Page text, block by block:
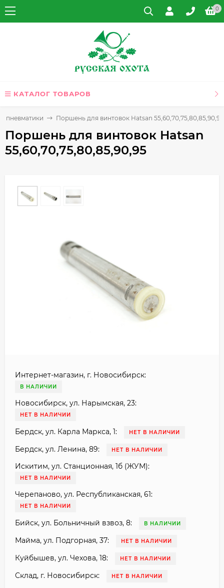
0
КАТАЛОГ ТОВАРОВ
пневматики Поршень для винтовок Hatsan 55,60,70,75,80,85,90,95
Поршень для винтовок Hatsan
55,60,70,75,80,85,90,95
Интернет-магазин, г. Новосибирск:
В НАЛИЧИИ
Новосибирск, ул. Нарымская, 23:
НЕТ В НАЛИЧИИ
Бердск, ул. Карла Маркса, 1: НЕТ В НАЛИЧИИ
Бердск, ул. Ленина, 89: НЕТ В НАЛИЧИИ
Искитим, ул. Станционная, 1б (ЖУМ):
НЕТ В НАЛИЧИИ
Черепаново, ул. Республиканская, 61:
НЕТ В НАЛИЧИИ
Бийск, ул. Больничный взвоз, 8: В НАЛИЧИИ
Майма, ул. Подгорная, 37: НЕТ В НАЛИЧИИ
Куйбышев, ул. Чехова, 18: НЕТ В НАЛИЧИИ
Склад, г. Новосибирск: НЕТ В НАЛИЧИИ